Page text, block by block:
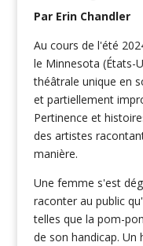
Par Erin Chandler
Au cours de l'été
le Minnesota (États-
théâtrale unique en
et partiellement
Pertinence et
des artistes
manière.
Une femme s'est
raconter au public
telles que la pom-
de son handicap.